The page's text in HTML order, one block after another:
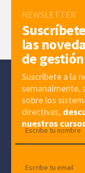
NEWSLETTER
las
de
Suscríbete a la
semanalmente,
sobre los
directivas,
nuestros